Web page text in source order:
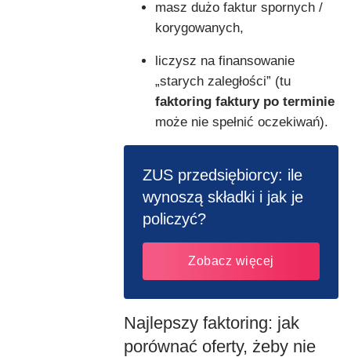
masz dużo faktur spornych /
korygowanych,
liczysz na finansowanie
„starych zaległości” (tu
faktoring faktury po terminie
może nie spełnić oczekiwań).
ZUS przedsiębiorcy: ile
wynoszą składki i jak je
policzyć?
Zobacz więcej
Najlepszy faktoring: jak
porównać oferty, żeby nie